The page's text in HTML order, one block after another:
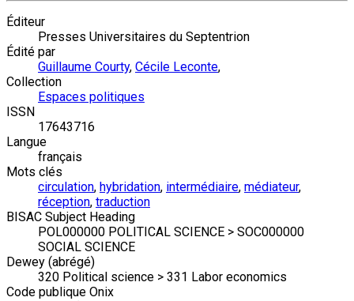
Éditeur
Presses Universitaires du Septentrion
Édité par
Guillaume Courty, Cécile Leconte,
Collection
Espaces politiques
ISSN
17643716
Langue
français
Mots clés
circulation, hybridation, intermédiaire, médiateur,
réception, traduction
BISAC Subject Heading
POL000000 POLITICAL SCIENCE > SOC000000
SOCIAL SCIENCE
Dewey (abrégé)
320 Political science > 331 Labor economics
Code publique Onix